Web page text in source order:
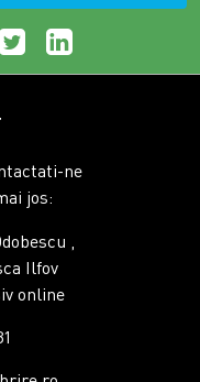
ne
jos:
,
Ilfov
online